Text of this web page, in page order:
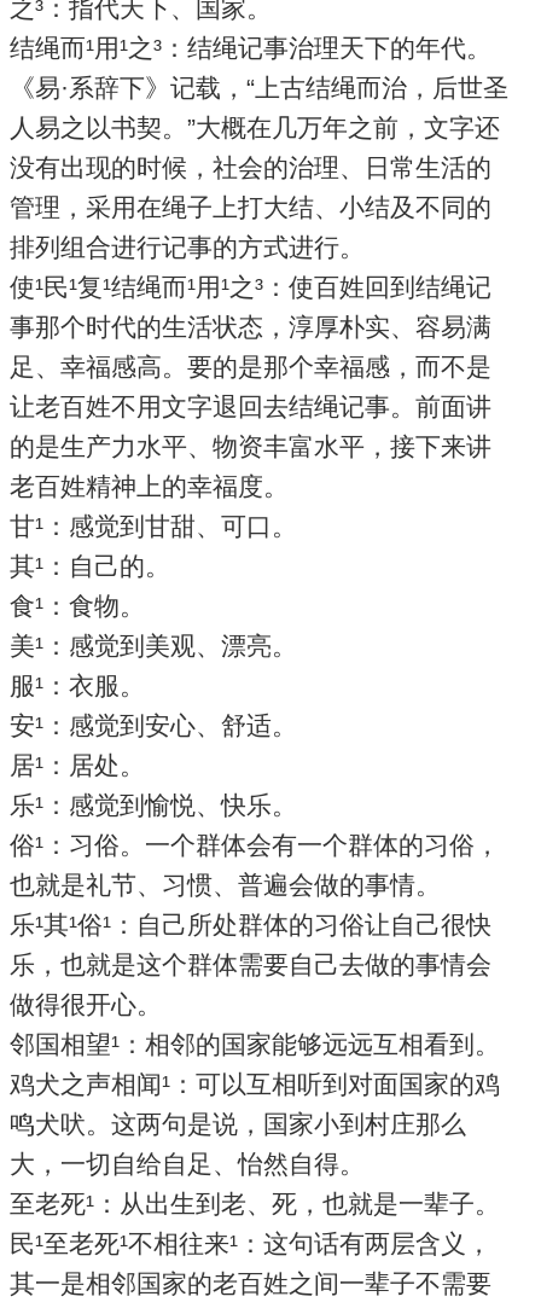
之³：指代天下、国家。
结绳而¹用¹之³：结绳记事治理天下的年代。
《易·系辞下》记载，“上古结绳而治，后世圣
人易之以书契。”大概在几万年之前，文字还
没有出现的时候，社会的治理、日常生活的
管理，采用在绳子上打大结、小结及不同的
排列组合进行记事的方式进行。
使¹民¹复¹结绳而¹用¹之³：使百姓回到结绳记
事那个时代的生活状态，淳厚朴实、容易满
足、幸福感高。要的是那个幸福感，而不是
让老百姓不用文字退回去结绳记事。前面讲
的是生产力水平、物资丰富水平，接下来讲
老百姓精神上的幸福度。
甘¹：感觉到甘甜、可口。
其¹：自己的。
食¹：食物。
美¹：感觉到美观、漂亮。
服¹：衣服。
安¹：感觉到安心、舒适。
居¹：居处。
乐¹：感觉到愉悦、快乐。
俗¹：习俗。一个群体会有一个群体的习俗，
也就是礼节、习惯、普遍会做的事情。
乐¹其¹俗¹：自己所处群体的习俗让自己很快
乐，也就是这个群体需要自己去做的事情会
做得很开心。
邻国相望¹：相邻的国家能够远远互相看到。
鸡犬之声相闻¹：可以互相听到对面国家的鸡
鸣犬吠。这两句是说，国家小到村庄那么
大，一切自给自足、怡然自得。
至老死¹：从出生到老、死，也就是一辈子。
民¹至老死¹不相往来¹：这句话有两层含义，
其一是相邻国家的老百姓之间一辈子不需要